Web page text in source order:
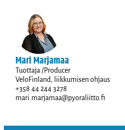
Mari Marjamaa
Tuottaja /Producer
VeloFinland, liikkumisen ohjaus
+358 44 244 3278
mari.marjamaa@pyoraliitto.fi